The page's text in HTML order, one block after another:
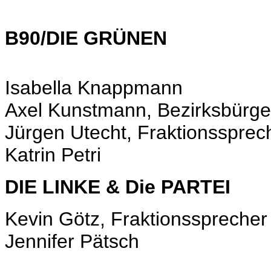
B90/DIE GRÜNEN
Isabella Knappmann
Axel Kunstmann,
Jürgen Utecht,
Katrin Petri
DIE LINKE & Die PARTEI
Kevin Götz, Fraktionssprecher
Jennifer Pätsch